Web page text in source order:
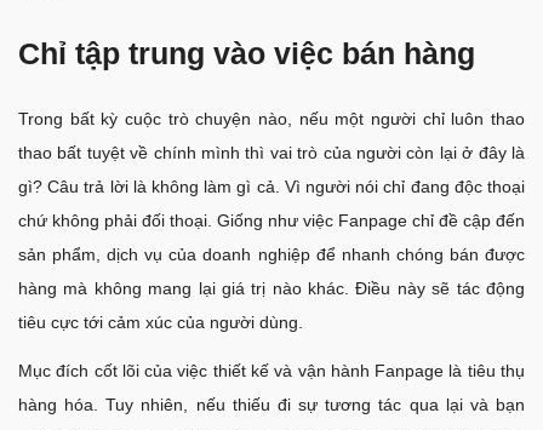
Chỉ tập trung vào việc bán hàng
Trong bất kỳ cuộc trò chuyện nào, nếu một người chỉ luôn thao
thao bất tuyệt về chính mình thì vai trò của người còn lại ở đây là
gì? Câu trả lời là không làm gì cả. Vì người nói chỉ đang độc thoại
chứ không phải đối thoại. Giống như việc Fanpage chỉ đề cập đến
sản phẩm, dịch vụ của doanh nghiệp để nhanh chóng bán được
hàng mà không mang lại giá trị nào khác. Điều này sẽ tác động
tiêu cực tới cảm xúc của người dùng.
Mục đích cốt lõi của việc thiết kế và vận hành Fanpage là tiêu thụ
hàng hóa. Tuy nhiên, nếu thiếu đi sự tương tác qua lại và bạn